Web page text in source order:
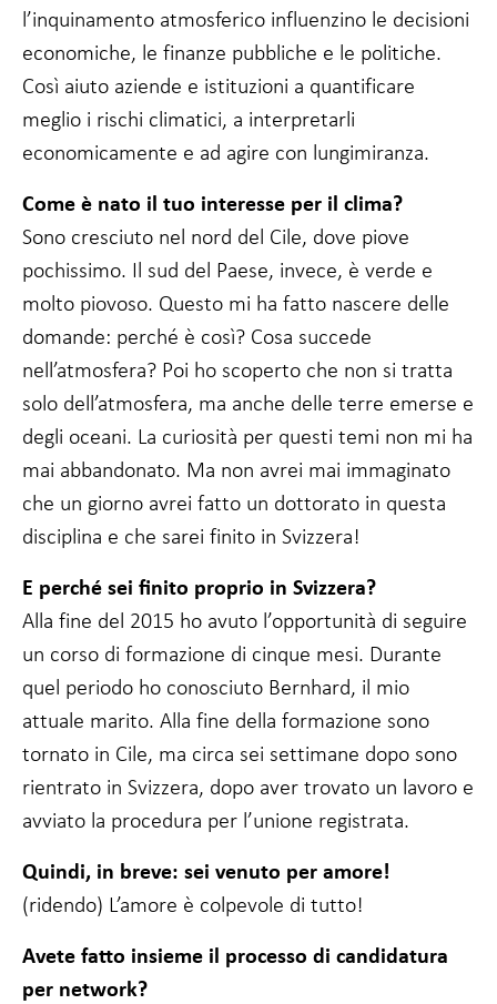
l’inquinamento atmosferico influenzino le decisioni
economiche, le finanze pubbliche e le politiche.
Così aiuto aziende e istituzioni a quantificare
meglio i rischi climatici, a interpretarli
economicamente e ad agire con lungimiranza.
Come è nato il tuo interesse per il clima?
Sono cresciuto nel nord del Cile, dove piove
pochissimo. Il sud del Paese, invece, è verde e
molto piovoso. Questo mi ha fatto nascere delle
domande: perché è così? Cosa succede
nell’atmosfera? Poi ho scoperto che non si tratta
solo dell’atmosfera, ma anche delle terre emerse e
degli oceani. La curiosità per questi temi non mi ha
mai abbandonato. Ma non avrei mai immaginato
che un giorno avrei fatto un dottorato in questa
disciplina e che sarei finito in Svizzera!
E perché sei finito proprio in Svizzera?
Alla fine del 2015 ho avuto l’opportunità di seguire
un corso di formazione di cinque mesi. Durante
quel periodo ho conosciuto Bernhard, il mio
attuale marito. Alla fine della formazione sono
tornato in Cile, ma circa sei settimane dopo sono
rientrato in Svizzera, dopo aver trovato un lavoro e
avviato la procedura per l’unione registrata.
Quindi, in breve: sei venuto per amore!
(ridendo) L’amore è colpevole di tutto!
Avete fatto insieme il processo di candidatura
per network?